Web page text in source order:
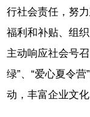
行社会责任，努
福利和补贴、组
主动响应社会号
绿”、“爱心夏令
动，丰富企业文